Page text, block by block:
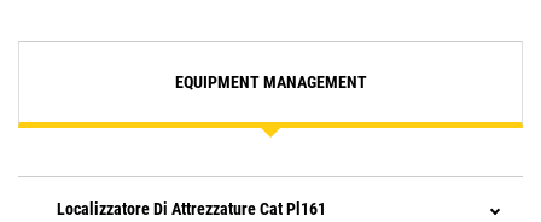
EQUIPMENT MANAGEMENT
Localizzatore Di Attrezzature Cat Pl161